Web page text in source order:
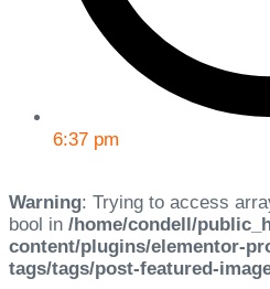
6:37 pm
Warning: Trying to access
bool in /home/condell/
content/plugins/elementor-
tags/tags/post-featured-